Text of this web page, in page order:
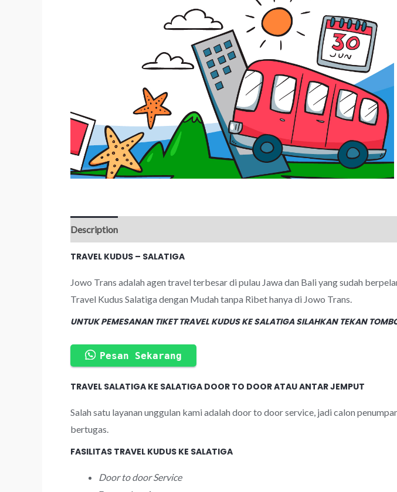
Description
TRAVEL KUDUS – SALATIGA
Jowo Trans adalah agen travel terbesar di pulau Jawa dan Bali yang sudah
Travel Kudus Salatiga dengan Mudah tanpa Ribet hanya di Jowo Trans.
UNTUK PEMESANAN TIKET TRAVEL KUDUS KE SALATIGA SILAHKAN TEKAN
Pesan Sekarang
TRAVEL SALATIGA KE SALATIGA DOOR TO DOOR ATAU ANTAR JEMPUT
Salah satu layanan unggulan kami adalah door to door service, jadi calon
bertugas.
FASILITAS TRAVEL KUDUS KE SALATIGA
Door to door Service